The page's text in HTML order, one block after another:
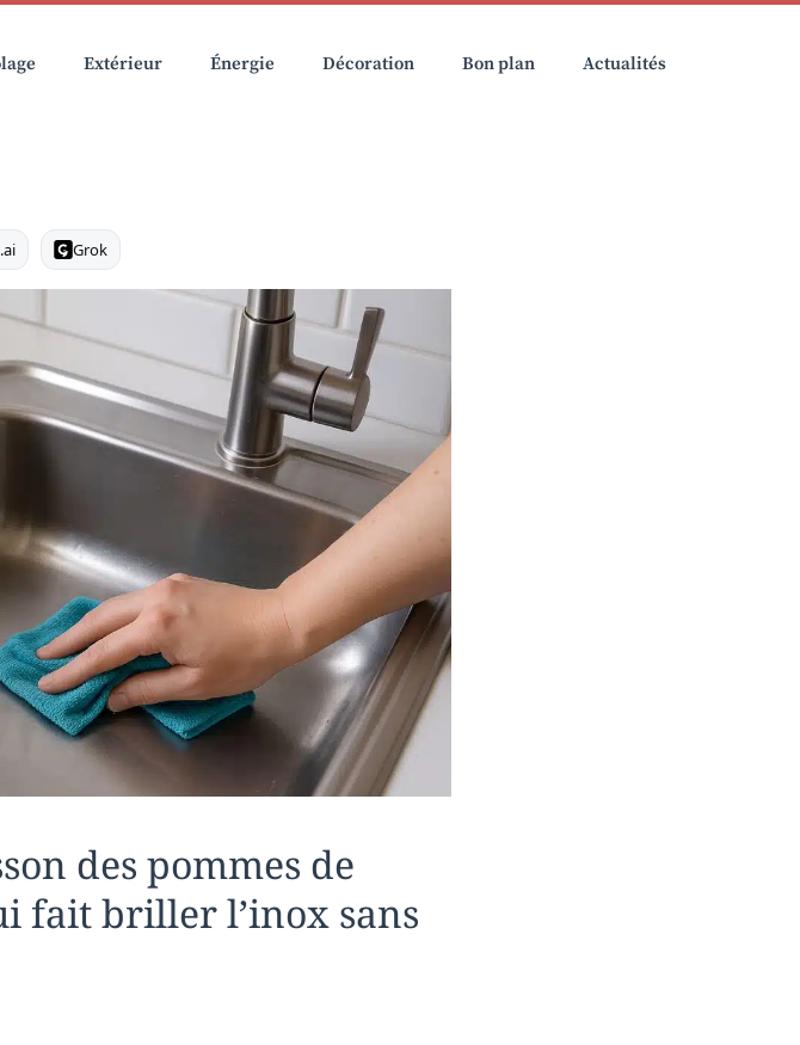
Extérieur Énergie Décoration Bon plan Actualités
Grok
des pommes de
fait briller l’inox sans